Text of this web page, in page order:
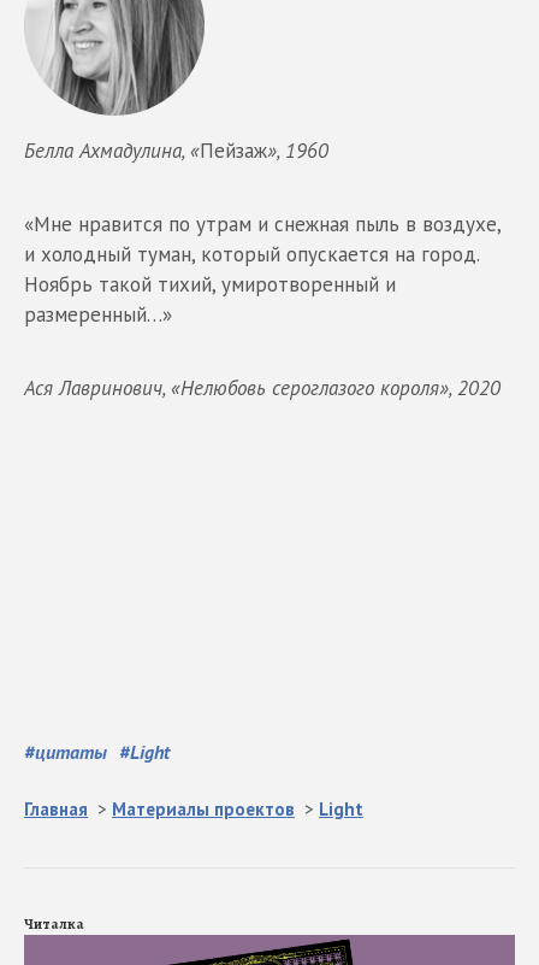
Белла Ахмадулина, «Пейзаж», 1960
«Мне нравится по утрам и снежная пыль в воздухе,
и холодный туман, который опускается на город.
Ноябрь такой тихий, умиротворенный и
размеренный…»
Ася Лавринович, «Нелюбовь сероглазого короля», 2020
#цитаты #Light
Главная > Материалы проектов > Light
Читалка